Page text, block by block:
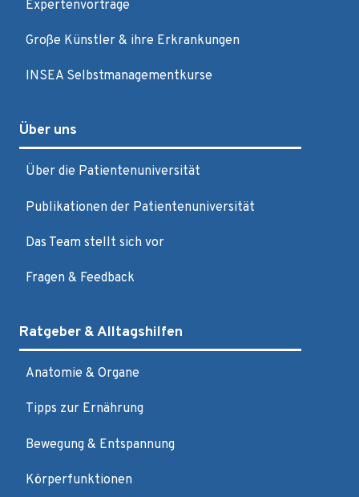
Expertenvorträge
Große Künstler & ihre Erkrankungen
INSEA Selbstmanagementkurse
Über uns
Über die Patientenuniversität
Publikationen der Patientenuniversität
Das Team stellt sich vor
Fragen & Feedback
Ratgeber & Alltagshilfen
Anatomie & Organe
Tipps zur Ernährung
Bewegung & Entspannung
Körperfunktionen